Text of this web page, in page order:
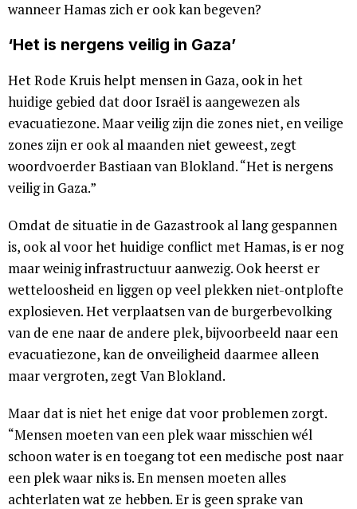
wanneer Hamas zich er ook kan begeven?
‘Het is nergens veilig in Gaza’
Het Rode Kruis helpt mensen in Gaza, ook in het
huidige gebied dat door Israël is aangewezen als
evacuatiezone. Maar veilig zijn die zones niet, en veilige
zones zijn er ook al maanden niet geweest, zegt
woordvoerder Bastiaan van Blokland. “Het is nergens
veilig in Gaza.”
Omdat de situatie in de Gazastrook al lang gespannen
is, ook al voor het huidige conflict met Hamas, is er nog
maar weinig infrastructuur aanwezig. Ook heerst er
wetteloosheid en liggen op veel plekken niet-ontplofte
explosieven. Het verplaatsen van de burgerbevolking
van de ene naar de andere plek, bijvoorbeeld naar een
evacuatiezone, kan de onveiligheid daarmee alleen
maar vergroten, zegt Van Blokland.
Maar dat is niet het enige dat voor problemen zorgt.
“Mensen moeten van een plek waar misschien wél
schoon water is en toegang tot een medische post naar
een plek waar niks is. En mensen moeten alles
achterlaten wat ze hebben. Er is geen sprake van